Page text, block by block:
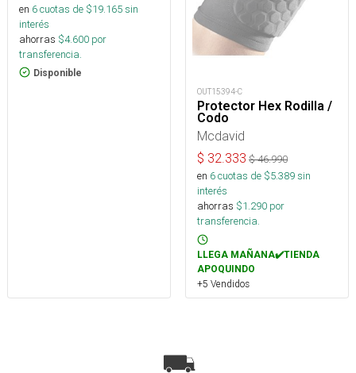
en 6cuotas de $19.165sin
interés
ahorras $4.600 por
transferencia.
Disponible
OUT15394-C
Protector Hex Rodilla /
Codo
Mcdavid
$ 32.333 $46.990
en 6cuotas de $5.389sin
interés
ahorras $1.290 por
transferencia.
LLEGA MAÑANA✔️TIENDA
APOQUINDO
+5 Vendidos